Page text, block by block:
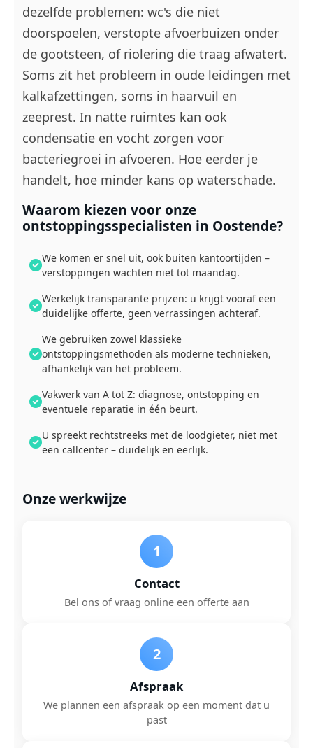
dezelfde problemen: wc's die niet
doorspoelen, verstopte afvoerbuizen onder
de gootsteen, of riolering die traag afwatert.
Soms zit het probleem in oude leidingen met
kalkafzettingen, soms in haarvuil en
zeeprest. In natte ruimtes kan ook
condensatie en vocht zorgen voor
bacteriegroei in afvoeren. Hoe eerder je
handelt, hoe minder kans op waterschade.
Waarom kiezen voor onze
ontstoppingsspecialisten in Oostende?
We komen er snel uit, ook buiten kantoortijden –
verstoppingen wachten niet tot maandag.
Werkelijk transparante prijzen: u krijgt vooraf een
duidelijke offerte, geen verrassingen achteraf.
We gebruiken zowel klassieke
ontstoppingsmethoden als moderne technieken,
afhankelijk van het probleem.
Vakwerk van A tot Z: diagnose, ontstopping en
eventuele reparatie in één beurt.
U spreekt rechtstreeks met de loodgieter, niet met
een callcenter – duidelijk en eerlijk.
Onze werkwijze
1
Contact
Bel ons of vraag online een offerte aan
2
Afspraak
We plannen een afspraak op een moment dat u
past